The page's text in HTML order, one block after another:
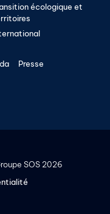
écologique et
Presse
SOS 2026